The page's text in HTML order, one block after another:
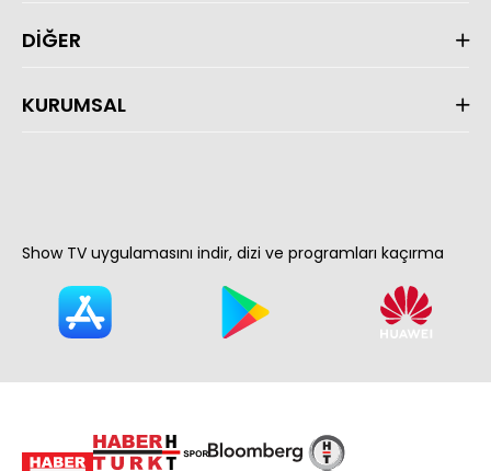
DİĞER
KURUMSAL
Show TV uygulamasını indir, dizi ve programları kaçırma